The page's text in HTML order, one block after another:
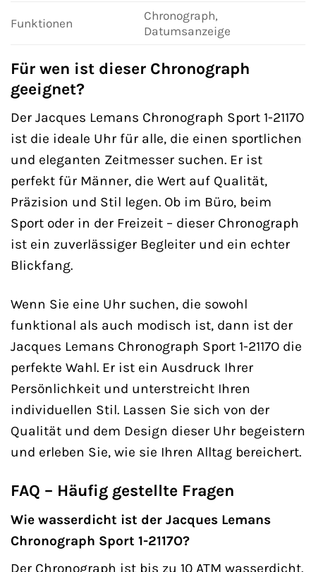
Funktionen
Chronograph,
Datumsanzeige
Für wen ist dieser Chronograph
geeignet?
Der Jacques Lemans Chronograph Sport 1-2117O
ist die ideale Uhr für alle, die einen sportlichen
und eleganten Zeitmesser suchen. Er ist
perfekt für Männer, die Wert auf Qualität,
Präzision und Stil legen. Ob im Büro, beim
Sport oder in der Freizeit – dieser Chronograph
ist ein zuverlässiger Begleiter und ein echter
Blickfang.
Wenn Sie eine Uhr suchen, die sowohl
funktional als auch modisch ist, dann ist der
Jacques Lemans Chronograph Sport 1-2117O die
perfekte Wahl. Er ist ein Ausdruck Ihrer
Persönlichkeit und unterstreicht Ihren
individuellen Stil. Lassen Sie sich von der
Qualität und dem Design dieser Uhr begeistern
und erleben Sie, wie sie Ihren Alltag bereichert.
FAQ – Häufig gestellte Fragen
Wie wasserdicht ist der Jacques Lemans
Chronograph Sport 1-2117O?
Der Chronograph ist bis zu 10 ATM wasserdicht.